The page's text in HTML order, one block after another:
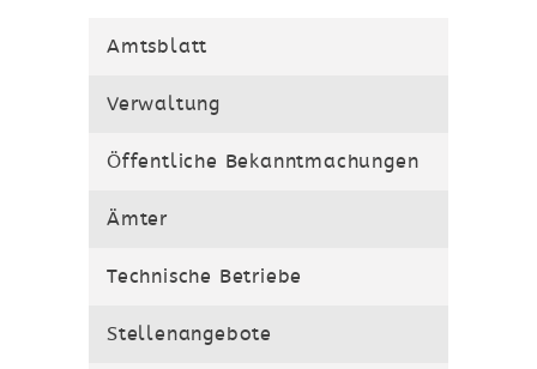
Amtsblatt
Verwaltung
Öffentliche Bekanntmachungen
Ämter
Technische Betriebe
Stellenangebote